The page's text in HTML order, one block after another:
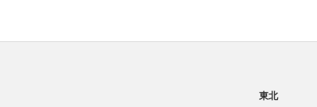
東北